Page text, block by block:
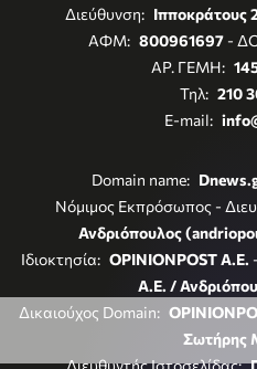
Διεύθυνση: Ιπποκράτους
ΑΦΜ: 800961697-
ΑΡ. ΓΕΜΗ:
Τηλ: 210
E-mail:
Domain name:
Νόμιμος Εκπρόσωπος -
Ανδριόπουλος
Ιδιοκτησία: OPINIONPOST A.E.
Α.Ε. /
Δικαιούχος Domain:
Σωτήρης